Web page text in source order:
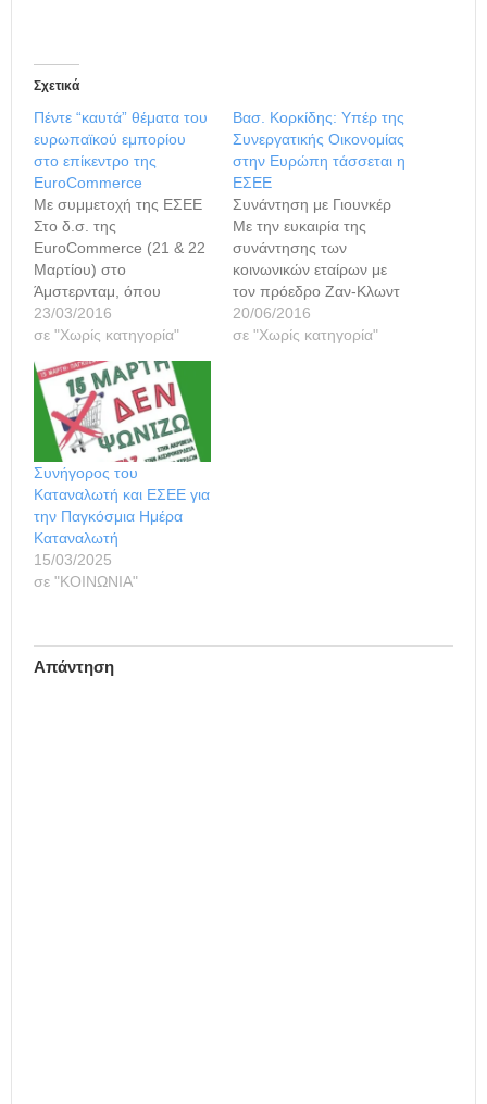
Σχετικά
Πέντε “καυτά” θέματα του
ευρωπαϊκού εμπορίου
στο επίκεντρο της
EuroCommerce
Με συμμετοχή της ΕΣΕΕ
Στο δ.σ. της
EuroCommerce (21 & 22
Μαρτίου) στο
Άμστερνταμ, όπου
συμμετείχε ο πρόεδρος
της ΕΣΕΕ Βασίλης
γραμματέας Γιώργος
Καρανίκας,
παρουσιάστηκε μια
αναλυτική επισκόπηση
για θέματα της τρέχουσας
οικονομικής πολιτικής της
Ευρωπαϊκής Επιτροπής.
Τα μέλη του συμβουλίου
ενημερώθηκαν σχετικά με
την πρόοδο που…
23/03/2016
σε "Χωρίς κατηγορία"
Βασ. Κορκίδης: Υπέρ της
Συνεργατικής Οικονομίας
στην Ευρώπη τάσσεται η
ΕΣΕΕ
Συνάντηση με Γιουνκέρ
Με την ευκαιρία της
συνάντησης των
κοινωνικών εταίρων με
τον πρόεδρο Ζαν-Κλωντ
Γιουνκέρ, αύριο Τρίτη
21/6 στα γραφεία της
20/06/2016
σε "Χωρίς κατηγορία"
Συνήγορος του
Καταναλωτή και ΕΣΕΕ για
την Παγκόσμια Ημέρα
Καταναλωτή
15/03/2025
σε "ΚΟΙΝΩΝΙΑ"
Απάντηση